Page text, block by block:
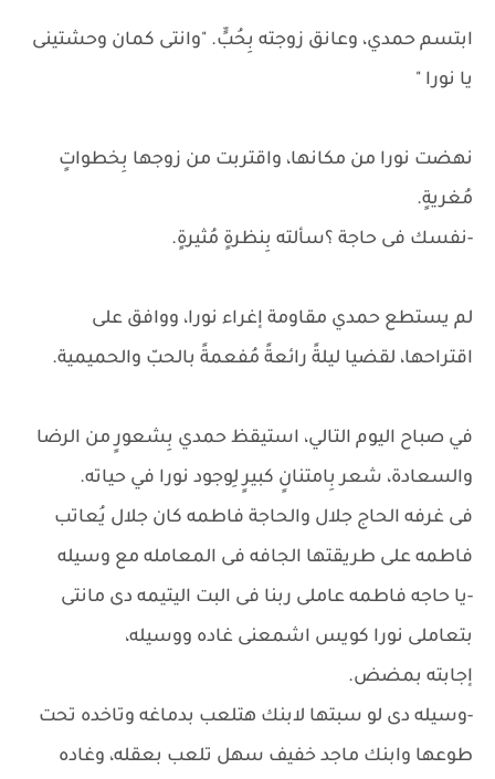
ابتسم حمدي، وعانق زوجته بِحُبٍّ. "وانتى كمان وحشتينى
يا نورا "
نهضت نورا من مكانها، واقتربت من زوجها بِخطواتٍ
مُغريةٍ.
-نفسك فى حاجة ؟سألته بِنظرةٍ مُثيرةٍ.
لم يستطع حمدي مقاومة إغراء نورا، ووافق على
اقتراحها، لقضيا ليلةً رائعةً مُفعمةً بالحبّ والحميمية.
في صباح اليوم التالي، استيقظ حمدي بِشعورٍ من الرضا
والسعادة، شعر بِامتنانٍ كبيرٍ لِوجود نورا في حياته.
فى غرفه الحاج جلال والحاجة فاطمه كان جلال يُعاتب
فاطمه على طريقتها الجافه فى المعامله مع وسيله
-يا حاجه فاطمه عاملى ربنا فى البت اليتيمه دى مانتى
بتعاملى نورا كويس اشمعنى غاده ووسيله،
إجابته بمضض.
-وسيله دى لو سبتها لابنك هتلعب بدماغه وتاخده تحت
طوعها وابنك ماجد خفيف سهل تلعب بعقله، وغاده